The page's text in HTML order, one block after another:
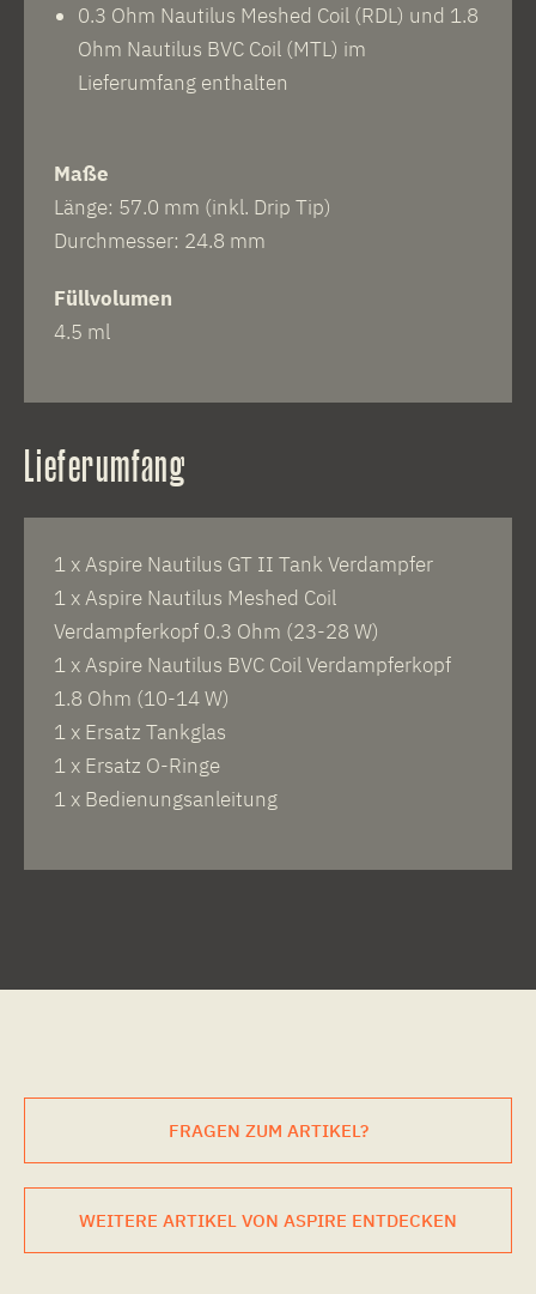
0.3 Ohm Nautilus Meshed Coil (RDL) und 1.8
Ohm Nautilus BVC Coil (MTL) im
Lieferumfang enthalten
Maße
Länge: 57.0 mm (inkl. Drip Tip)
Durchmesser: 24.8 mm
Füllvolumen
4.5 ml
Lieferumfang
1 x Aspire Nautilus GT II Tank Verdampfer
1 x Aspire Nautilus Meshed Coil
Verdampferkopf 0.3 Ohm (23-28 W)
1 x Aspire Nautilus BVC Coil Verdampferkopf
1.8 Ohm (10-14 W)
1 x Ersatz Tankglas
1 x Ersatz O-Ringe
1 x Bedienungsanleitung
FRAGEN ZUM ARTIKEL?
WEITERE ARTIKEL VON ASPIRE ENTDECKEN